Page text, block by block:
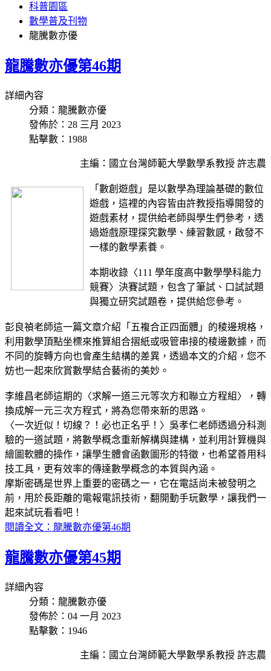
科普園區
數學普及刊物
龍騰數亦優
龍騰數亦優第46期
詳細內容
分類：龍騰數亦優
發佈於：28 三月 2023
點擊數：1988
主編：國立台灣師範大學數學系教授 許志農
「數創遊戲」是以數學為理論基礎的數位
遊戲，這裡的內容皆由許教授指導開發的
遊戲素材，提供給老師與學生們參考，透
過遊戲原理探究數學、練習數感，啟發不
一樣的數學素養。
本期收錄〈111 學年度高中數學學科能力
競賽〉決賽試題，包含了筆試、口試試題
與獨立研究試題卷，提供給您參考。
彭良禎老師這一篇文章介紹「五複合正四面體」的稜邊規格，
利用數學頂點坐標來推算組合摺紙或吸管串接的稜邊數據，而
不同的旋轉方向也會產生結構的差異，透過本文的介紹，您不
妨也一起來欣賞數學結合藝術的美妙。
李維昌老師這期的〈求解一道三元等次方和聯立方程組〉，轉
換成解一元三次方程式，將為您帶來新的思路。
〈一次近似！切線？！必也正名乎！〉吳孝仁老師透過分科測
驗的一道試題，將數學概念重新解構與建構，並利用計算機與
繪圖軟體的操作，讓學生體會函數圖形的特徵，也希望善用科
技工具，更有效率的傳達數學概念的本質與內涵。
摩斯密碼是世界上重要的密碼之一，它在電話尚未被發明之
前，用於長距離的電報電訊技術，翻開動手玩數學，讓我們一
起來試玩看看吧！
閱讀全文：龍騰數亦優第46期
龍騰數亦優第45期
詳細內容
分類：龍騰數亦優
發佈於：04 一月 2023
點擊數：1946
主編：國立台灣師範大學數學系教授 許志農